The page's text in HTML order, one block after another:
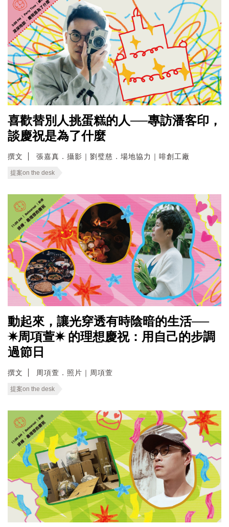
喜歡替別人挑蛋糕的人──專訪潘客印，
談慶祝是為了什麼
撰文 張嘉真．攝影｜劉璧慈．場地協力｜啡創工廠
提案on the desk
動起來，讓光穿透有時陰暗的生活──
✷周項萱✷ 的理想慶祝：用自己的步調
過節日
撰文 周項萱．照片｜周項萱
提案on the desk